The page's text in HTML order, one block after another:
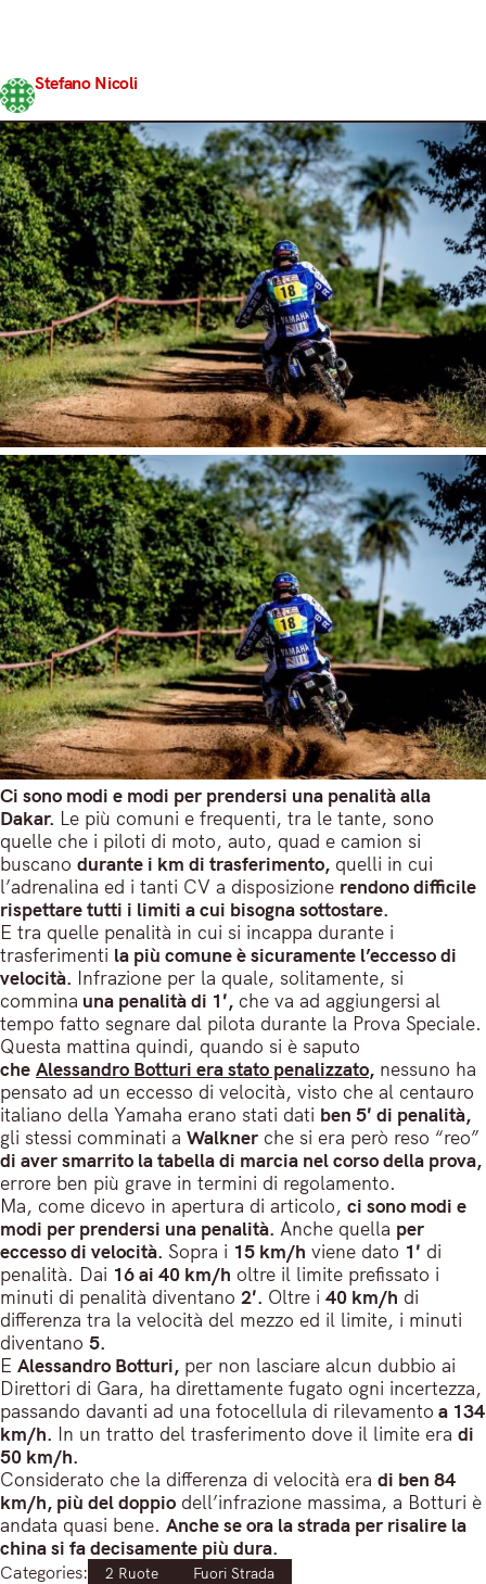
Stefano Nicoli
Ci sono modi e modi per prendersi una penalità alla
Dakar. Le più comuni e frequenti, tra le tante, sono
quelle che i piloti di moto, auto, quad e camion si
buscano durante i km di trasferimento, quelli in cui
l’adrenalina ed i tanti CV a disposizione rendono difficile
rispettare tutti i limiti a cui bisogna sottostare.
E tra quelle penalità in cui si incappa durante i
trasferimenti la più comune è sicuramente l’eccesso di
velocità. Infrazione per la quale, solitamente, si
commina una penalità di 1′, che va ad aggiungersi al
tempo fatto segnare dal pilota durante la Prova Speciale.
Questa mattina quindi, quando si è saputo
che Alessandro Botturi era stato penalizzato, nessuno ha
pensato ad un eccesso di velocità, visto che al centauro
italiano della Yamaha erano stati dati ben 5′ di penalità,
gli stessi comminati a Walkner che si era però reso “reo”
di aver smarrito la tabella di marcia nel corso della prova,
errore ben più grave in termini di regolamento.
Ma, come dicevo in apertura di articolo, ci sono modi e
modi per prendersi una penalità. Anche quella per
eccesso di velocità. Sopra i 15 km/h viene dato 1′ di
penalità. Dai 16 ai 40 km/h oltre il limite prefissato i
minuti di penalità diventano 2′. Oltre i 40 km/h di
differenza tra la velocità del mezzo ed il limite, i minuti
diventano 5.
E Alessandro Botturi, per non lasciare alcun dubbio ai
Direttori di Gara, ha direttamente fugato ogni incertezza,
passando davanti ad una fotocellula di rilevamento a 134
km/h. In un tratto del trasferimento dove il limite era di
50 km/h.
Considerato che la differenza di velocità era di ben 84
km/h, più del doppio dell’infrazione massima, a Botturi è
andata quasi bene. Anche se ora la strada per risalire la
china si fa decisamente più dura.
Categories: 2 Ruote Fuori Strada